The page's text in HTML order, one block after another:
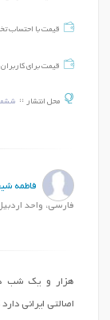
قیمت با احتساب
قیمت برای
محل انتشار
فاطمه
فارسی، واحد
هزار و یک شب
اصالتی ایرانی